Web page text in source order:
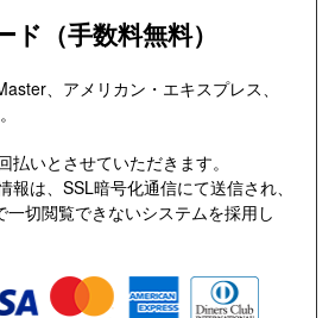
（手数料無料）
、アメリカン・エキスプレス、
いとさせていただきます。
は、SSL暗号化通信にて送信され、
切閲覧できないシステムを採用し